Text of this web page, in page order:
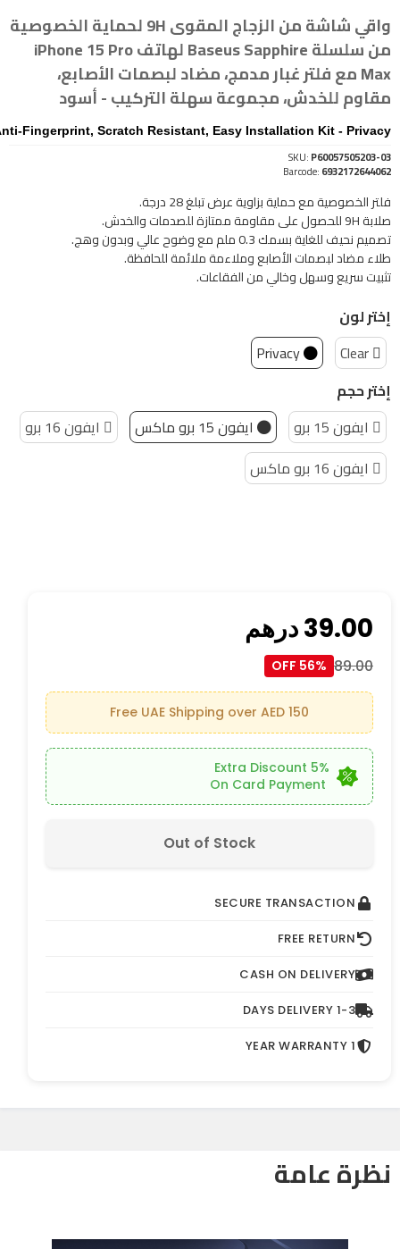
واقي شاشة من الزجاج المقوى 9H لحماية الخصوصية
من سلسلة Baseus Sapphire لهاتف iPhone 15 Pro
Max مع فلتر غبار مدمج، مضاد لبصمات الأصابع،
مقاوم للخدش، مجموعة سهلة التركيب - أسود
Fingerprint, Scratch Resistant, Easy Installation Kit - Privacy
SKU:P60057505203-03
Barcode:6932172644062
فلتر الخصوصية مع حماية بزاوية عرض تبلغ 28 درجة.
صلابة 9H للحصول على مقاومة ممتازة للصدمات والخدش.
تصميم نحيف للغاية بسمك 0.3 ملم مع وضوح عالي وبدون وهج.
طلاء مضاد لبصمات الأصابع وملاءمة ملائمة للحافظة.
تثبيت سريع وسهل وخالي من الفقاعات.
إختر لون
Clear
Privacy
إختر حجم
ايفون 15 برو
ايفون 15 برو ماكس
ايفون 16 برو
ايفون 16 برو ماكس
39.00درهم
89.00
56% OFF
Free UAE Shipping over AED 150
On Card Payment
Out of Stock
SECURE TRANSACTION
FREE RETURN
CASH ON DELIVERY
1-3 DAYS DELIVERY
1 YEAR WARRANTY
نظرة عامة